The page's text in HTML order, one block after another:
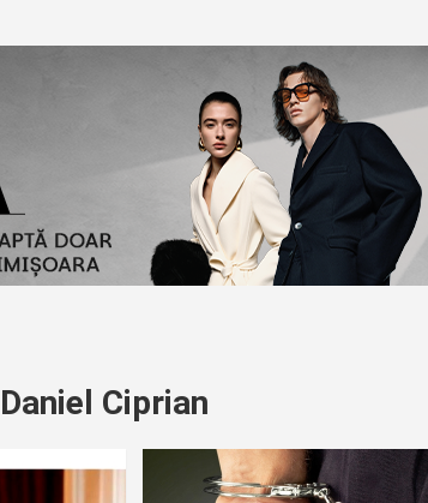
Ciprian